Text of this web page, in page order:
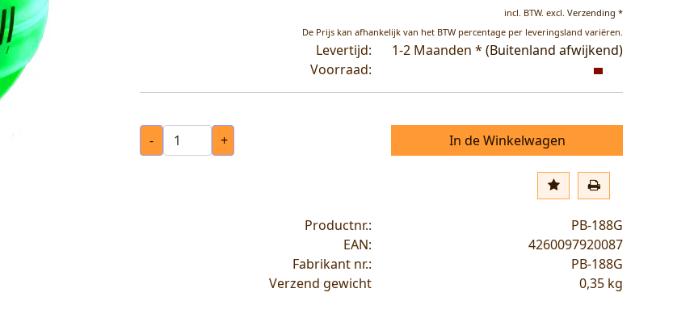
incl. BTW. excl.Verzending *
De Prijs kan afhankelijk van het BTW percentage per leveringsland variëren.
Levertijd: 1-2 Maanden * (Buitenland afwijkend)
Voorraad:
- + In de Winkelwagen
Productnr.:
PB-188G
EAN:
4260097920087
Fabrikant nr.:
PB-188G
Verzend gewicht
0,35 kg